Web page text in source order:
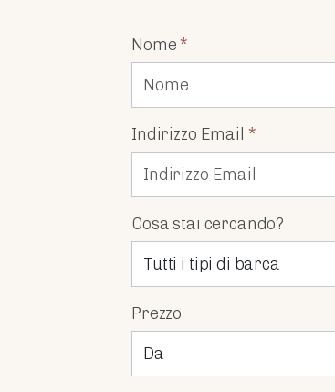
Nome*
Indirizzo Email *
Cosa stai cercando?
Prezzo